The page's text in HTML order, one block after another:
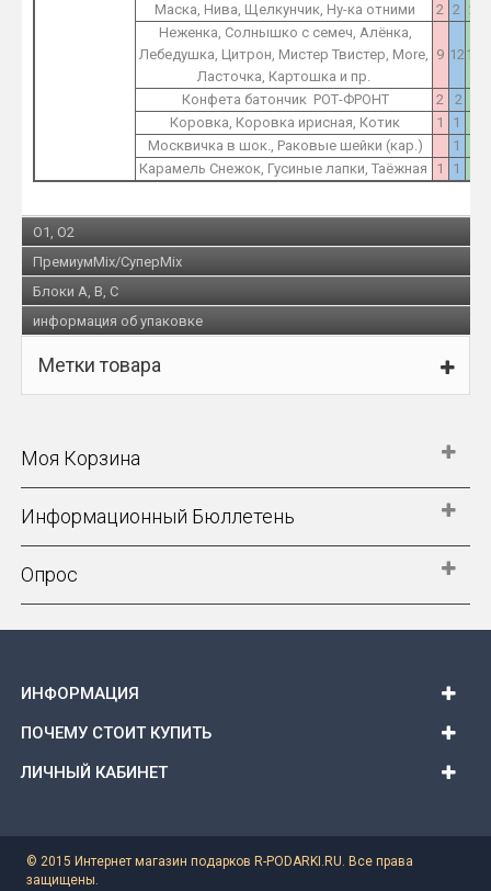
Маска, Нива, Щелкунчик, Ну-ка отними 2 2 2
Неженка, Солнышко с семеч, Алёнка,
Лебедушка, Цитрон, Мистер Твистер, More,
Ласточка, Картошка и пр.
9 1215
Конфета батончик РОТ-ФРОНТ 2 2
Коровка, Коровка ирисная, Котик
1 1
Москвичка в шок., Раковые шейки (кар.)
1
Карамель Снежок, Гусиные лапки, Таёжная
1 1
O1, O2
ПремиумMix/СуперMix
Блоки A, B, C
информация об упаковке
Метки товара
Моя Корзина
Информационный Бюллетень
Опрос
ИНФОРМАЦИЯ
ПОЧЕМУ СТОИТ КУПИТЬ
ЛИЧНЫЙ КАБИНЕТ
© 2015 Интернет магазин подарков R-PODARKI.RU. Все права
защищены.